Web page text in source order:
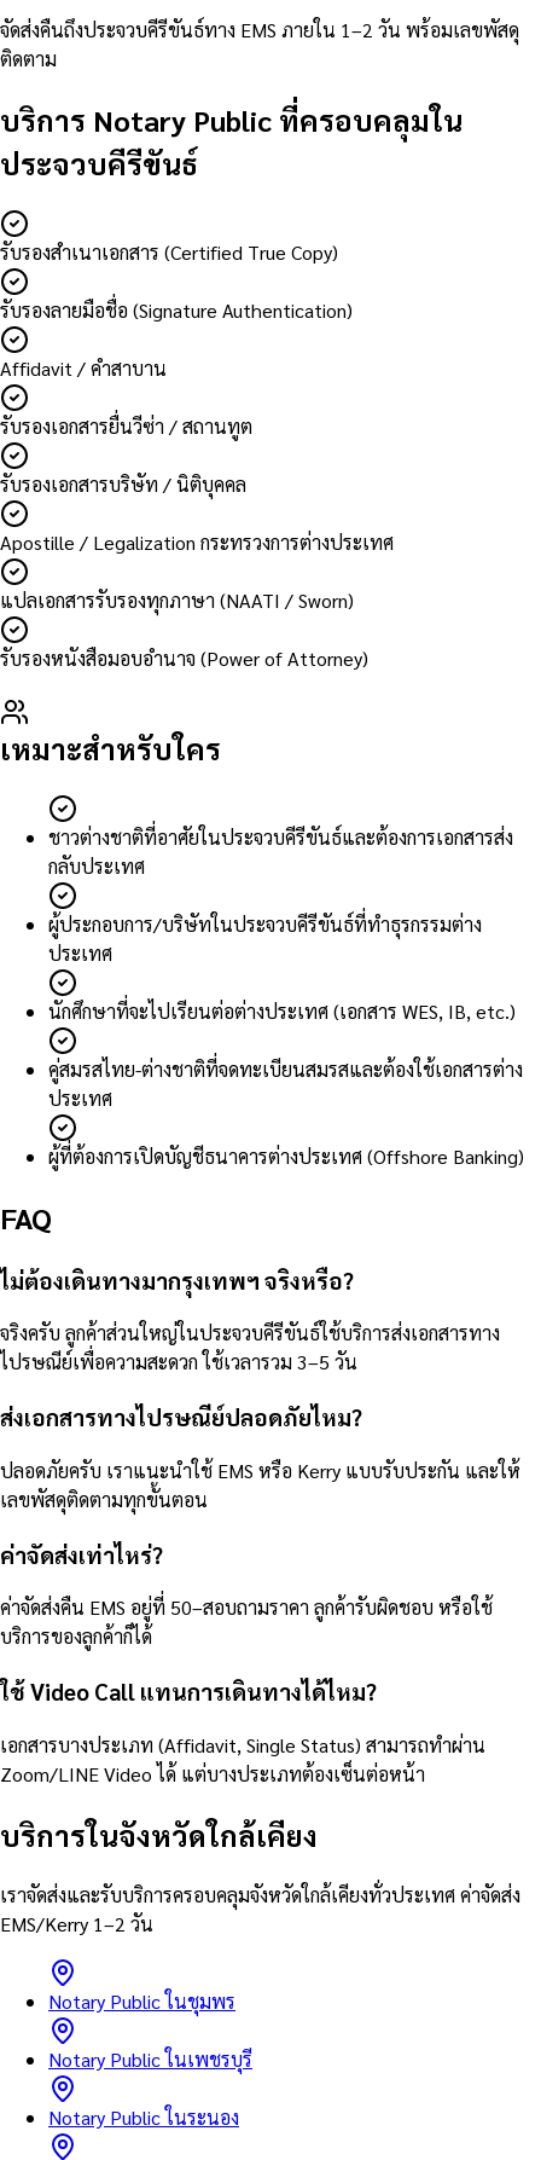
จัดส่งคืนถึงประจวบคีรีขันธ์ทาง EMS ภายใน 1–2 วัน พร้อมเลขพัสดุ
ติดตาม
บริการ Notary Public ที่ครอบคลุมใน
ประจวบคีรีขันธ์
รับรองสำเนาเอกสาร (Certified True Copy)
รับรองลายมือชื่อ (Signature Authentication)
Affidavit / คำสาบาน
รับรองเอกสารยื่นวีซ่า / สถานทูต
รับรองเอกสารบริษัท / นิติบุคคล
Apostille / Legalization กระทรวงการต่างประเทศ
แปลเอกสารรับรองทุกภาษา (NAATI / Sworn)
รับรองหนังสือมอบอำนาจ (Power of Attorney)
เหมาะสำหรับใคร
ชาวต่างชาติที่อาศัยในประจวบคีรีขันธ์และต้องการเอกสารส่ง
กลับประเทศ
ผู้ประกอบการ/บริษัทในประจวบคีรีขันธ์ที่ทำธุรกรรมต่าง
ประเทศ
นักศึกษาที่จะไปเรียนต่อต่างประเทศ (เอกสาร WES, IB, etc.)
คู่สมรสไทย-ต่างชาติที่จดทะเบียนสมรสและต้องใช้เอกสารต่าง
ประเทศ
ผู้ที่ต้องการเปิดบัญชีธนาคารต่างประเทศ (Offshore Banking)
FAQ
ไม่ต้องเดินทางมากรุงเทพฯ จริงหรือ?
จริงครับ ลูกค้าส่วนใหญ่ในประจวบคีรีขันธ์ใช้บริการส่งเอกสารทาง
ไปรษณีย์เพื่อความสะดวก ใช้เวลารวม 3–5 วัน
ส่งเอกสารทางไปรษณีย์ปลอดภัยไหม?
ปลอดภัยครับ เราแนะนำใช้ EMS หรือ Kerry แบบรับประกัน และให้
เลขพัสดุติดตามทุกขั้นตอน
ค่าจัดส่งเท่าไหร่?
ค่าจัดส่งคืน EMS อยู่ที่ 50–สอบถามราคา ลูกค้ารับผิดชอบ หรือใช้
บริการของลูกค้าก็ได้
ใช้ Video Call แทนการเดินทางได้ไหม?
เอกสารบางประเภท (Affidavit, Single Status) สามารถทำผ่าน
Zoom/LINE Video ได้ แต่บางประเภทต้องเซ็นต่อหน้า
บริการในจังหวัดใกล้เคียง
เราจัดส่งและรับบริการครอบคลุมจังหวัดใกล้เคียงทั่วประเทศ ค่าจัดส่ง
EMS/Kerry 1–2 วัน
Notary Public ในชุมพร
Notary Public ในเพชรบุรี
Notary Public ในระนอง